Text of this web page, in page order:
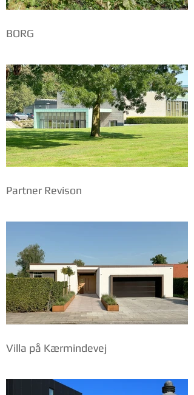
BORG
Partner Revison
Villa på Kærmindevej